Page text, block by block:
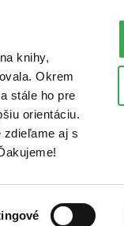
knihy,
Okrem
stále ho pre
orientáciu.
zdieľame aj s